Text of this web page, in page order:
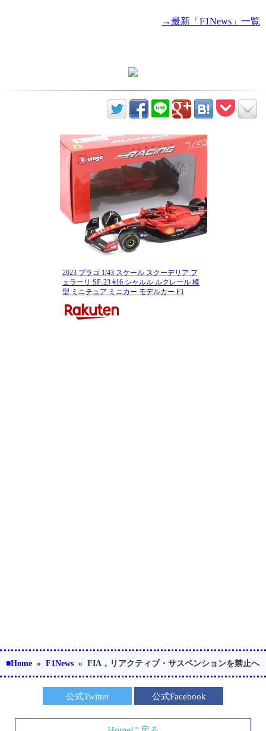
→最新「F1News」一覧
2023 ブラゴ 1/43 スケール スクーデリア フ
ェラーリ SF-23 #16 シャルル ルクレール 模
型 ミニチュア ミニカー モデルカー F1
■Home » F1News » FIA，リアクティブ・サスペンションを禁止へ
公式Twitter 公式Facebook